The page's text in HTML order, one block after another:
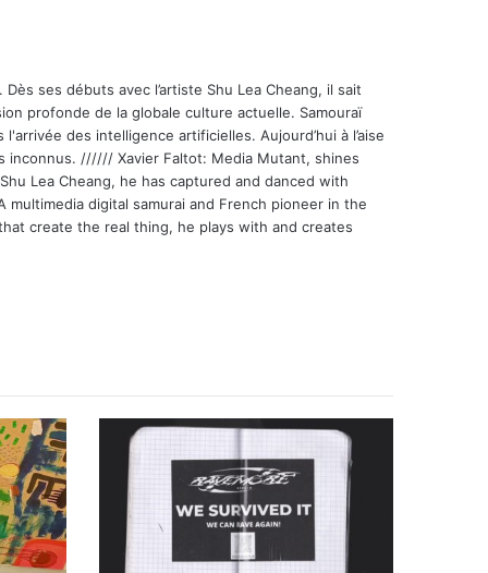
ses débuts avec l’artiste Shu Lea Cheang, il sait
profonde de la globale culture actuelle. Samouraï
des intelligence artificielles. Aujourd’hui à l’aise
inconnus. ////// Xavier Faltot: Media Mutant, shines
Lea Cheang, he has captured and danced with
digital samurai and French pioneer in the
create the real thing, he plays with and creates